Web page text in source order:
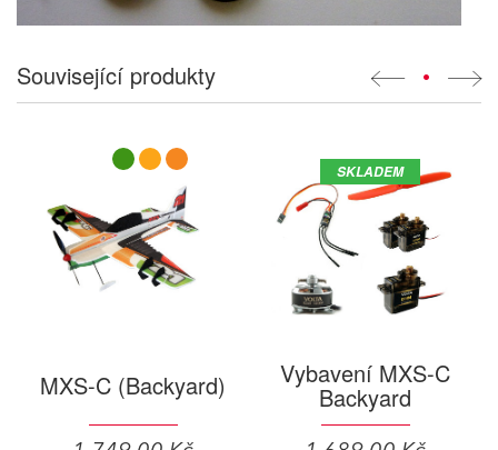
Související produkty •
MXS-C (Backyard) Vybavení MXS-C
Backyard
SKLADEM